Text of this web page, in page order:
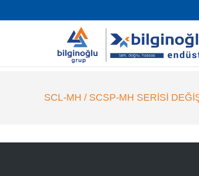
SCL-MH / SCSP-MH SERISI